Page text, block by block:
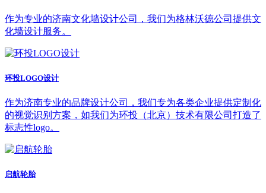
作为专业的济南文化墙设计公司，我们为格林沃德公司提供文
化墙设计服务。
环投LOGO设计
作为济南专业的品牌设计公司，我们专为各类企业提供定制化
的视觉识别方案，如我们为环投（北京）技术有限公司打造了
标志性logo。
启航轮胎